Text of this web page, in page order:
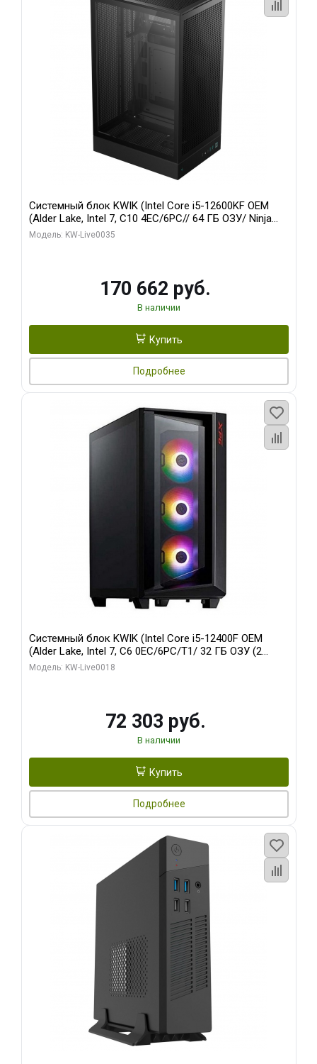
Системный блок KWIK (Intel Core i5-12600KF OEM
(Alder Lake, Intel 7, C10 4EC/6PC// 64 ГБ ОЗУ/ Ninja
Sinotex GTX1650 4GB 128bit GDDR6 DVI DP HDMI 2/
Модель: KW-Live0035
170 662 руб.
В наличии
Купить
Подробнее
Системный блок KWIK (Intel Core i5-12400F OEM
(Alder Lake, Intel 7, C6 0EC/6PC/T1/ 32 ГБ ОЗУ (2
модуля)/ Ninja Sinotex GTX1660 SUPER 6GB GDDR6
Модель: KW-Live0018
72 303 руб.
В наличии
Купить
Подробнее